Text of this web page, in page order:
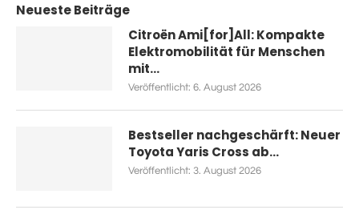
Neueste Beiträge
Citroën Ami[for]All: Kompakte
Elektromobilität für Menschen
mit...
Veröffentlicht: 6. August 2026
Bestseller nachgeschärft: Neuer
Toyota Yaris Cross ab...
Veröffentlicht: 3. August 2026